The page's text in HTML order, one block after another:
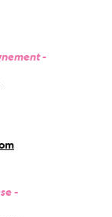
-
-